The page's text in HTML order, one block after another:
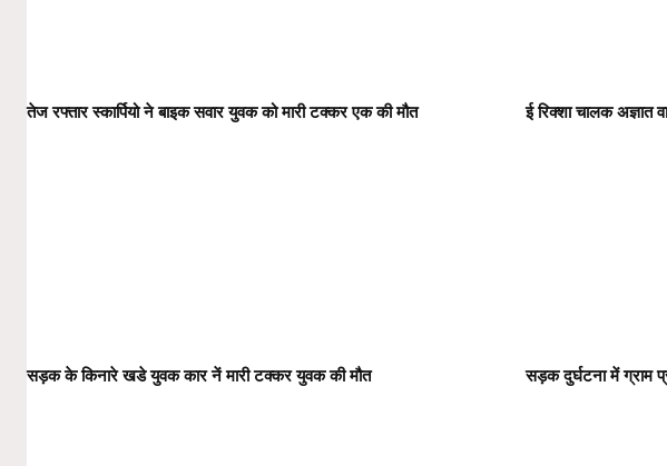
तेज रफ्तार स्कार्पियो ने बाइक सवार युवक को मारी टक्कर एक की मौत ई रिक्शा चालक अज्ञात
सड़क के किनारे खडे युवक कार नें मारी टक्कर युवक की मौत सड़क दुर्घटना में ग्राम